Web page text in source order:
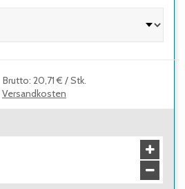
Brutto: 20,71 € /Stk.
Versandkosten